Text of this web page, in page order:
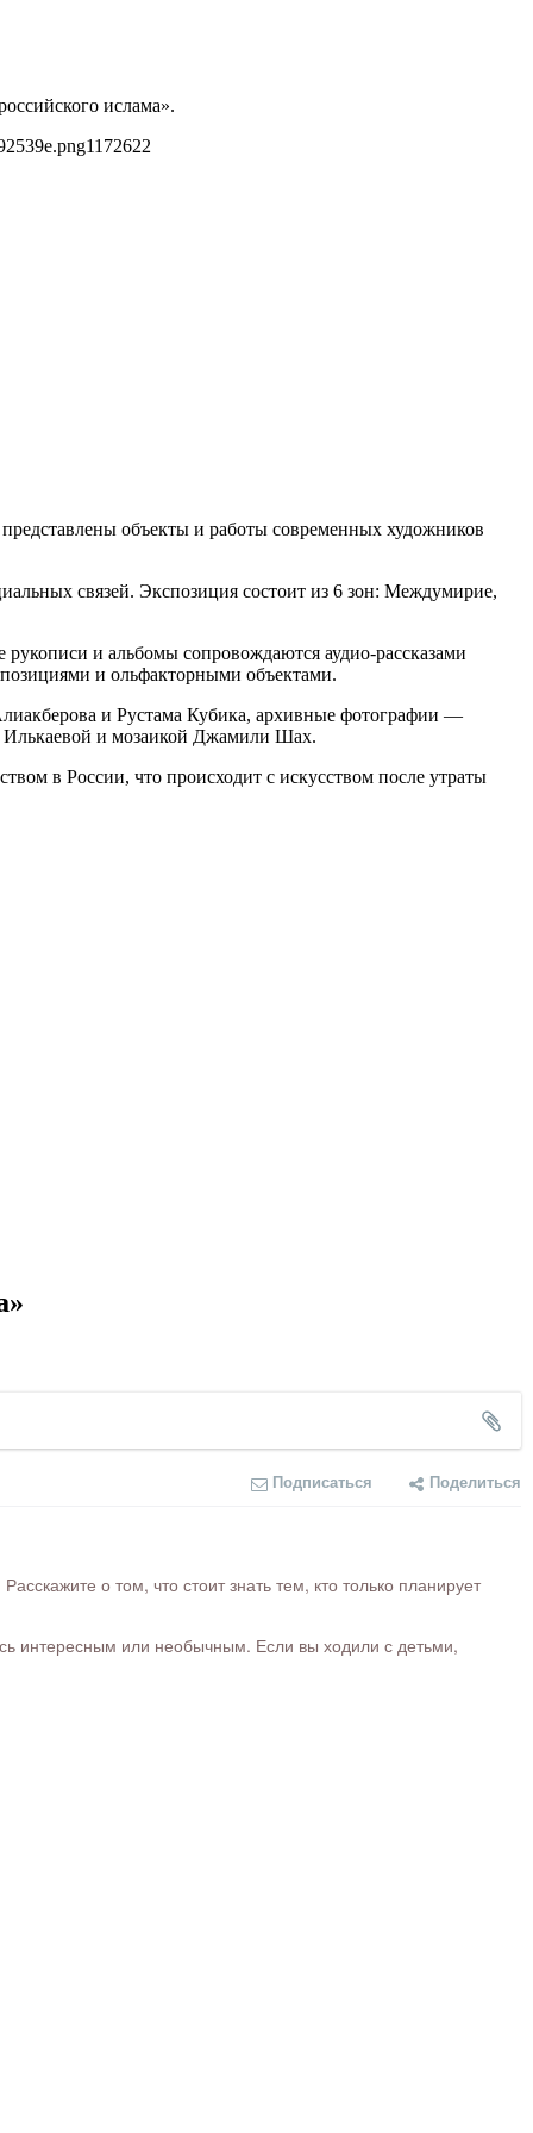
ислама».
1172622
объекты и работы современных художников
связей. Экспозиция состоит из 6 зон: Междумирие,
и альбомы сопровождаются аудио-рассказами
и ольфакторными объектами.
и Рустама Кубика, архивные фотографии —
Илькаевой и мозаикой Джамили Шах.
в России, что происходит с искусством после утраты
Подписаться Поделиться
о том, что стоит знать тем, кто только планирует
интересным или необычным. Если вы ходили с детьми,